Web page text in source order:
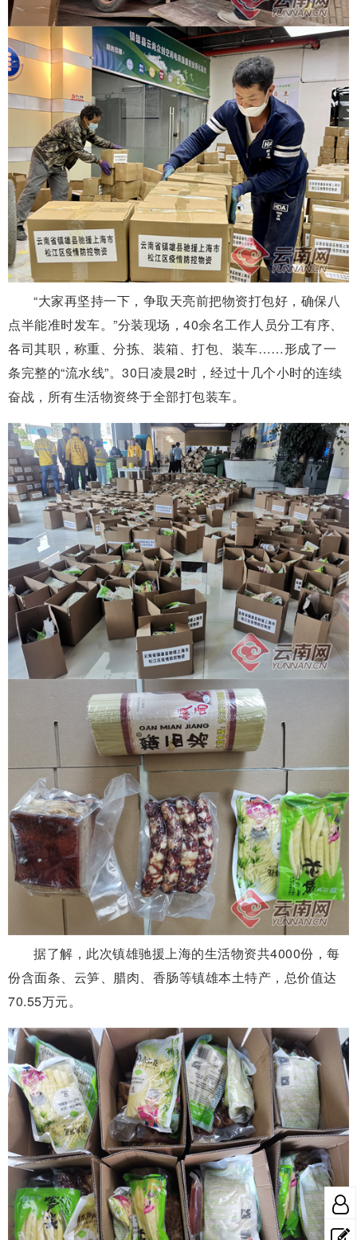
“大家再坚持一下，争取天亮前把物资打包好，确保八
点半能准时发车。”分装现场，40余名工作人员分工有序、
各司其职，称重、分拣、装箱、打包、装车……形成了一
条完整的“流水线”。30日凌晨2时，经过十几个小时的连续
奋战，所有生活物资终于全部打包装车。
据了解，此次镇雄驰援上海的生活物资共4000份，每
份含面条、云笋、腊肉、香肠等镇雄本土特产，总价值达
70.55万元。